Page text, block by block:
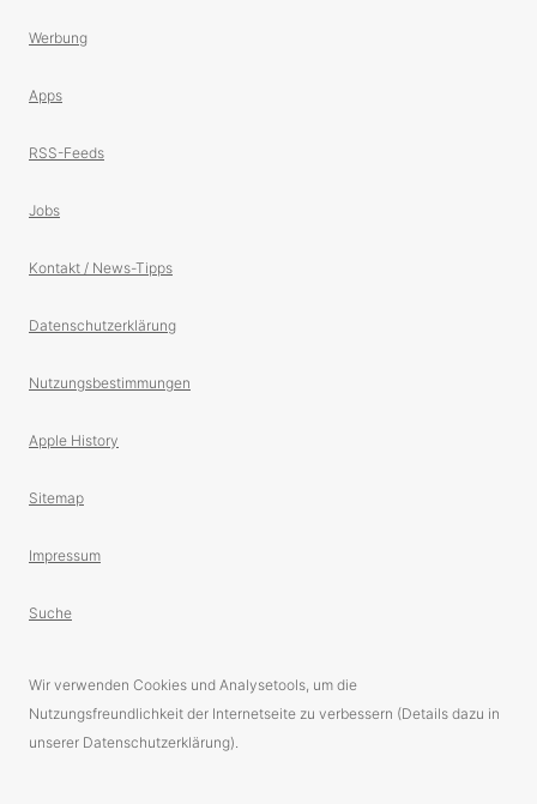
Werbung
Apps
RSS-Feeds
Jobs
Kontakt / News-Tipps
Datenschutzerklärung
Nutzungsbestimmungen
Apple History
Sitemap
Impressum
Suche
Wir verwenden Cookies und Analysetools, um die
Nutzungsfreundlichkeit der Internetseite zu verbessern (Details dazu in
unserer Datenschutzerklärung).